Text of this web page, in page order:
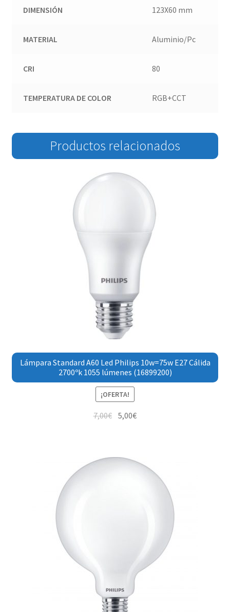
DIMENSIÓN 123X60 mm
MATERIAL Aluminio/Pc
CRI 80
TEMPERATURA DE COLOR RGB+CCT
Productos relacionados
Lámpara Standard A60 Led Philips 10w=75w E27 Cálida
2700ºk 1055 lúmenes (16899200)
¡OFERTA!
7,00€ 5,00€